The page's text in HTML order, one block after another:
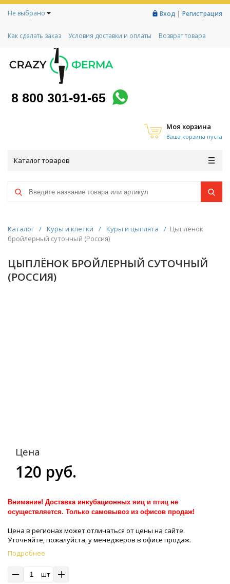
Не выбрано Вход | Регистрация
Как сделать заказ Условия доставки и оплаты
Возврат товара
Контакты
Социальный контракт
Любимая ферма
8 800 301-91-65
Моя корзина
Ваша корзина пуста
Каталог товаров
Каталог / Куры и клетки / Куры и цыплята / Цыплёнок
бройлерный суточный (Россия)
ЦЫПЛЁНОК БРОЙЛЕРНЫЙ СУТОЧНЫЙ
(РОССИЯ)
Цена
120 руб.
Внимание! Доставка инкубационных яиц и птиц не
осуществляется. Только самовывоз из офисов продаж!
Цена в регионах может отличаться от цены на сайте.
Уточняйте, пожалуйста, у менеджеров в офисе продаж.
Подробнее
шт